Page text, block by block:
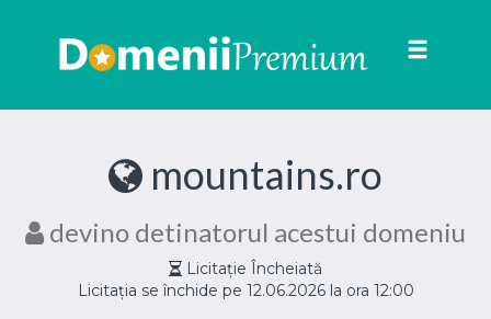
Toggle
mountains.ro
devino detinatorul acestui domeniu
Licitație Încheiată
Licitația se închide pe 12.06.2026 la ora 12:00